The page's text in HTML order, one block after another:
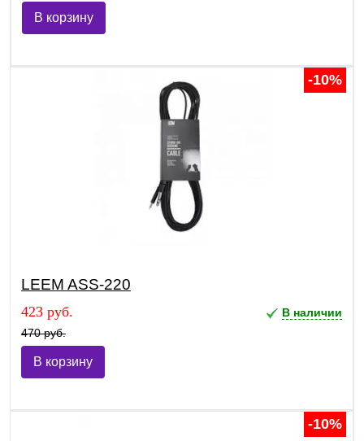
В корзину
-10%
LEEM ASS-220
423 руб.
470 руб.
В наличии
В корзину
-10%